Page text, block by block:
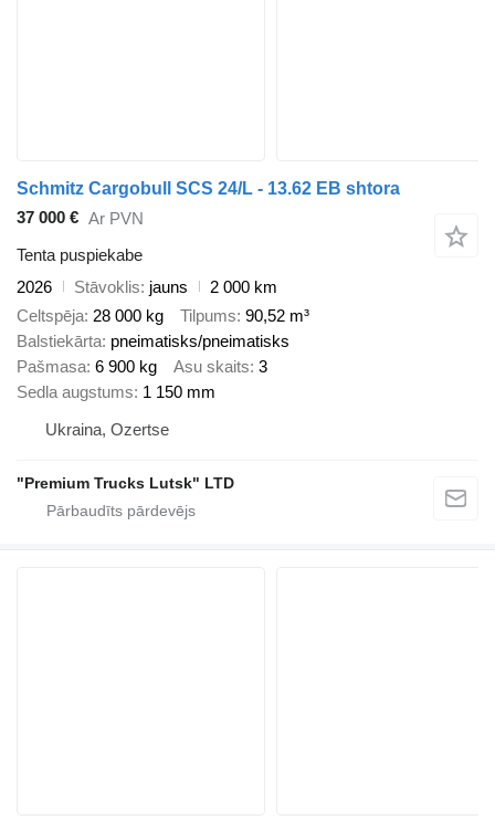
Schmitz Cargobull SCS 24/L - 13.62 EB shtora
37 000 € Ar PVN
Tenta puspiekabe
2026
Stāvoklis jauns
2 000 km
Celtspēja 28 000 kg Tilpums 90,52 m³
Balstiekārta pneimatisks/pneimatisks
Pašmasa 6 900 kg Asu skaits 3
Sedla augstums 1 150 mm
Ukraina, Ozertse
"Premium Trucks Lutsk" LTD